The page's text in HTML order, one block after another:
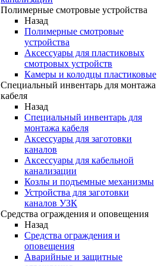
Полимерные смотровые устройства
Назад
Полимерные смотровые
устройства
Аксессуары для пластиковых
смотровых устройств
Камеры и колодцы пластиковые
Специальный инвентарь для монтажа
кабеля
Назад
Специальный инвентарь для
монтажа кабеля
Аксессуары для заготовки
каналов
Аксессуары для кабельной
канализации
Козлы и подъемные механизмы
Устройства для заготовки
каналов УЗК
Средства ограждения и оповещения
Назад
Средства ограждения и
оповещения
Аварийные и защитные